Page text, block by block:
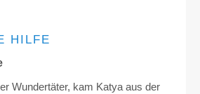
HILFE
Wundertäter, kam Katya aus der